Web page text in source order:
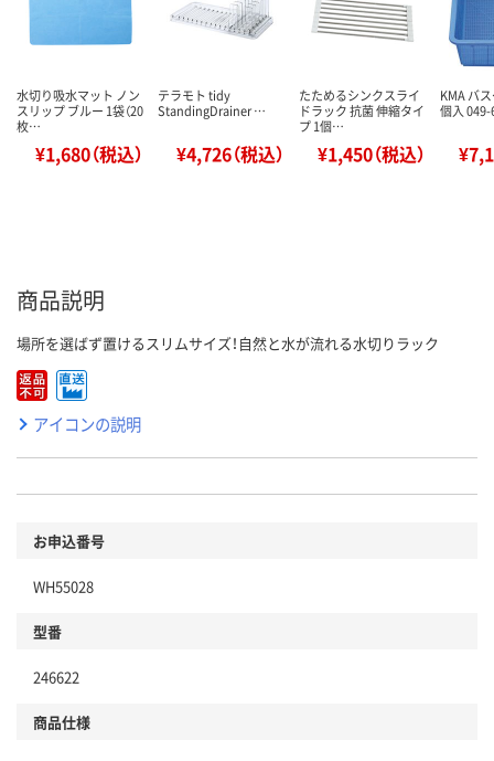
水切り吸水マット ノン
スリップ ブルー 1袋（20
枚…
¥1,680（税込）
テラモト tidy
StandingDrainer …
¥4,726（税込）
たためるシンクスライ
ドラック 抗菌 伸縮タイ
プ 1個…
¥1,450（税込）
KMA バ
個入
商品説明
場所を選ばず置けるスリムサイズ！自然と水が流れる水切りラック
アイコンの説明
お申込番号
WH55028
型番
246622
商品仕様